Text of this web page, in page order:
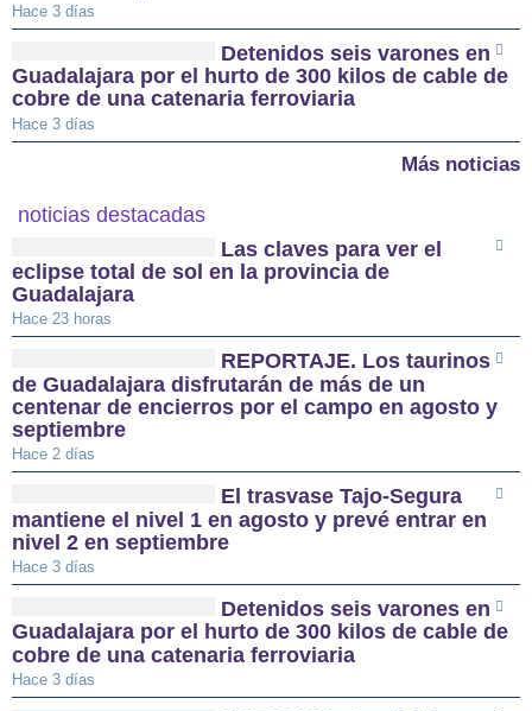
Hace 3 días
Detenidos seis varones en
Guadalajara por el hurto de 300 kilos de cable de
cobre de una catenaria ferroviaria
Hace 3 días
Más noticias
noticias destacadas
Las claves para ver el
eclipse total de sol en la provincia de
Guadalajara
Hace 23 horas
REPORTAJE. Los taurinos
de Guadalajara disfrutarán de más de un
centenar de encierros por el campo en agosto y
septiembre
Hace 2 días
El trasvase Tajo-Segura
mantiene el nivel 1 en agosto y prevé entrar en
nivel 2 en septiembre
Hace 3 días
Detenidos seis varones en
Guadalajara por el hurto de 300 kilos de cable de
cobre de una catenaria ferroviaria
Hace 3 días